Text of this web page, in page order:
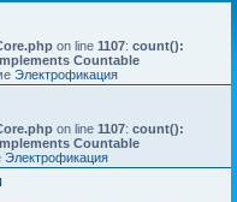
on line 1107: count():
Countable
Электрофикация
on line 1107: count():
Countable
Электрофикация